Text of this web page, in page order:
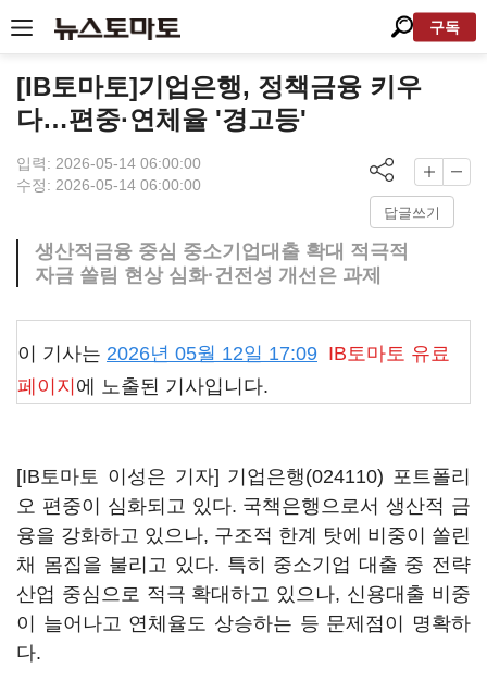
구독
[IB토마토]기업은행, 정책금융 키우
다…편중·연체율 '경고등'
입력: 2026-05-14 06:00:00
수정: 2026-05-14 06:00:00
답글쓰기
생산적금융 중심 중소기업대출 확대 적극적
자금 쏠림 현상 심화·건전성 개선은 과제
이 기사는 2026년 05월 12일 17:09 IB토마토 유료
페이지 에 노출된 기사입니다.
[IB토마토 이성은 기자] 기업은행(024110) 포트폴리
오 편중이 심화되고 있다. 국책은행으로서 생산적 금
융을 강화하고 있으나, 구조적 한계 탓에 비중이 쏠린
채 몸집을 불리고 있다. 특히 중소기업 대출 중 전략
산업 중심으로 적극 확대하고 있으나, 신용대출 비중
이 늘어나고 연체율도 상승하는 등 문제점이 명확하
다.